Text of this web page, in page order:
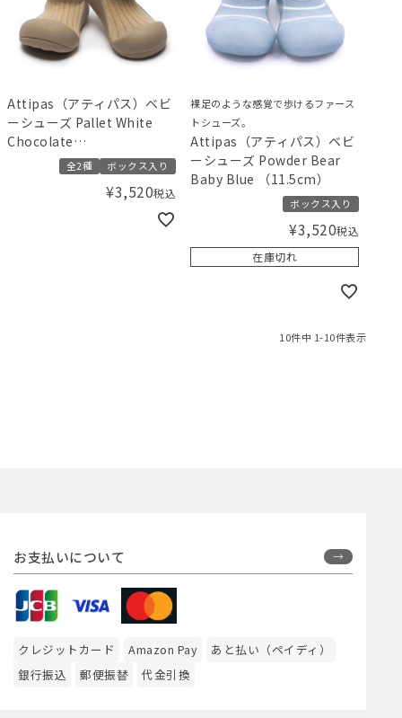
Attipas（アティパス）ベビ
ーシューズ Pallet White
Chocolate
（11.5/12.5cm）
全2種 ボックス入り
¥3,520税込
裸足のような感覚で歩けるファース
トシューズ。
Attipas（アティパス）ベビ
ーシューズ Powder Bear
Baby Blue （11.5cm）
ボックス入り
¥3,520税込
在庫切れ
10件中 1-10件表示
お支払いについて
クレジットカード Amazon Pay
あと払い（ペイディ）
銀行振込
郵便振替 代金引換